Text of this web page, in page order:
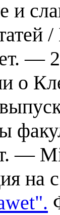
и
о
—
на